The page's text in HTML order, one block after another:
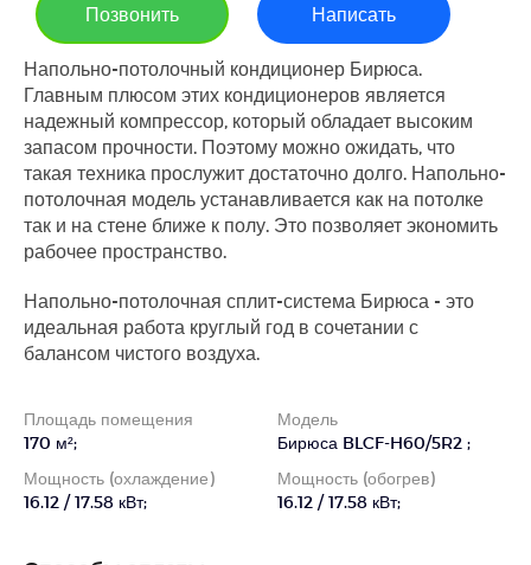
Позвонить Написать
Напольно-потолочный кондиционер Бирюса.
Главным плюсом этих кондиционеров является
надежный компрессор, который обладает высоким
запасом прочности. Поэтому можно ожидать, что
такая техника прослужит достаточно долго. Напольно-
потолочная модель устанавливается как на потолке
так и на стене ближе к полу. Это позволяет экономить
рабочее пространство.
Напольно-потолочная сплит-система Бирюса - это
идеальная работа круглый год в сочетании с
балансом чистого воздуха.
Площадь помещения
170 м²;
Модель
Бирюса BLCF-H60/5R2 ;
Мощность (охлаждение)
16.12 / 17.58 кВт;
Мощность (обогрев)
16.12 / 17.58 кВт;